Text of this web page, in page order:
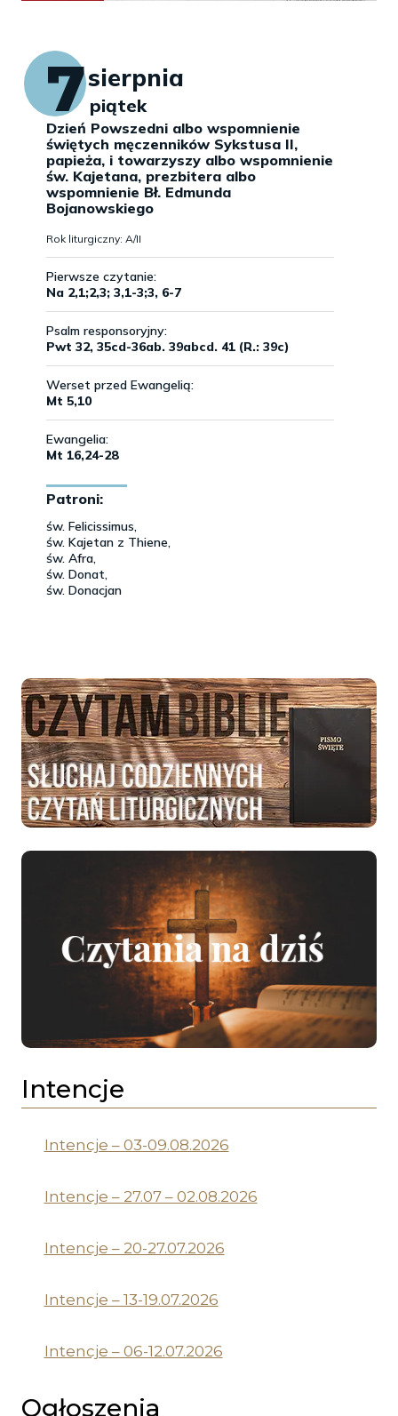
Intencje
Intencje – 03-09.08.2026
Intencje – 27.07 – 02.08.2026
Intencje – 20-27.07.2026
Intencje – 13-19.07.2026
Intencje – 06-12.07.2026
Ogłoszenia